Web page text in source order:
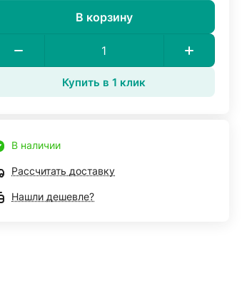
В корзину
Купить в 1 клик
В наличии
Рассчитать доставку
Нашли дешевле?